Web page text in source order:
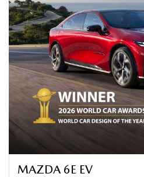
MAZDA 6E EV